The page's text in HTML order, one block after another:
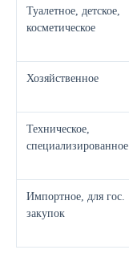
Туалетное, детское,
косметическое
Хозяйственное
Техническое,
специализированное
Импортное, для гос.
закупок